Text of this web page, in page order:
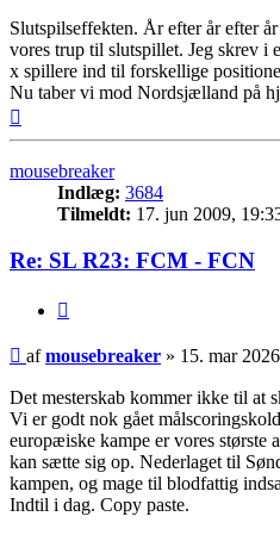
Slutspilseffekten. År efter år efter
vores trup til slutspillet. Jeg skrev i
x spillere ind til forskellige
Nu taber vi mod Nordsjælland på
mousebreaker
Indlæg: 3684
Tilmeldt: 17. jun 2009,
Re: SL R23: FCM - FCN
Indlæg
afmousebreaker » 15. mar
Det mesterskab kommer ikke til at
Vi er godt nok gået
europæiske kampe er vores
kan sætte sig op. Nederlaget til
kampen, og mage til blodfattig
Indtil i dag. Copy paste.